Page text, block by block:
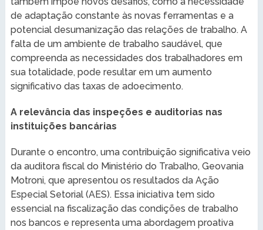
de adaptação constante às novas ferramentas e a
potencial desumanização das relações de trabalho. A
falta de um ambiente de trabalho saudável, que
compreenda as necessidades dos trabalhadores em
sua totalidade, pode resultar em um aumento
significativo das taxas de adoecimento.
A relevância das inspeções e auditorias nas
instituições bancárias
Durante o encontro, uma contribuição significativa veio
da auditora fiscal do Ministério do Trabalho, Geovania
Motroni, que apresentou os resultados da Ação
Especial Setorial (AES). Essa iniciativa tem sido
essencial na fiscalização das condições de trabalho
nos bancos e representa uma abordagem proativa